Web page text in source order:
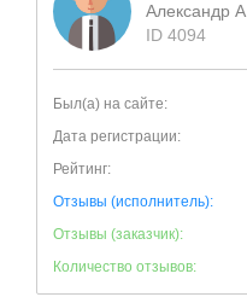
Александр А.
ID 4094
Был(а) на сайте:
Дата регистрации:
Рейтинг:
Отзывы (исполнитель):
Отзывы (заказчик):
Количество отзывов: